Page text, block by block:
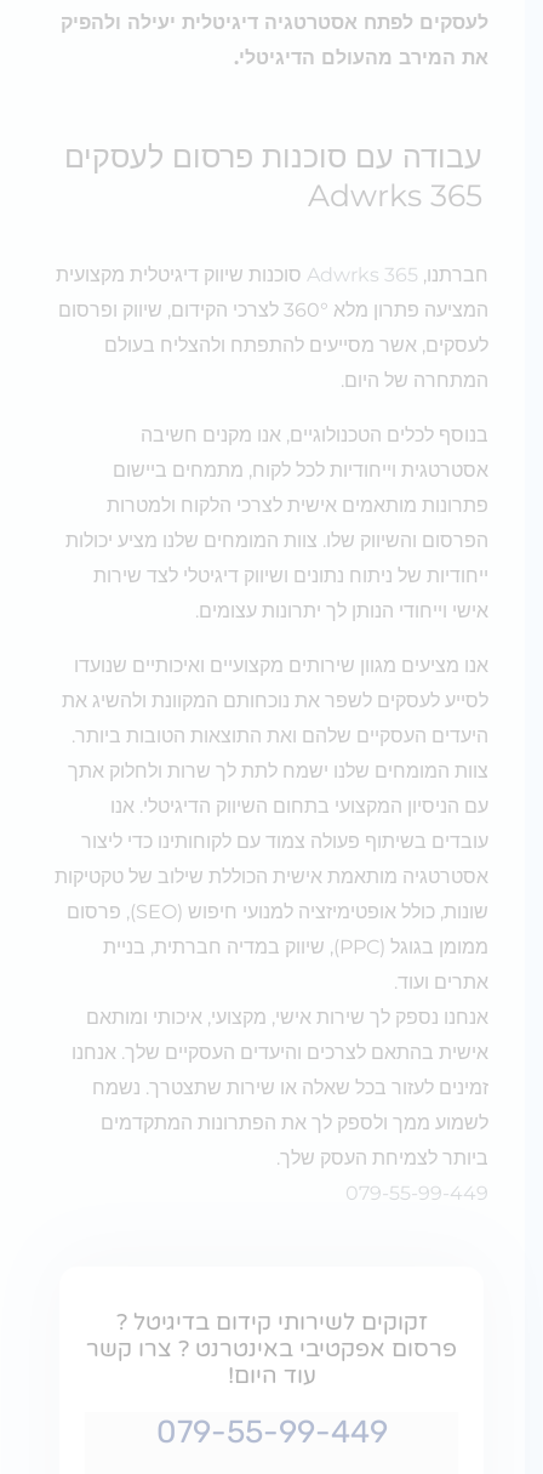
לעסקים לפתח אסטרטגיה דיגיטלית יעילה ולהפיק
את המירב מהעולם הדיגיטלי.
עבודה עם סוכנות פרסום לעסקים
Adwrks 365
חברתנו,Adwrks 365סוכנות שיווק דיגיטלית מקצועית
המציעה פתרון מלא 360° לצרכי הקידום, שיווק ופרסום
לעסקים, אשר מסייעים להתפתח ולהצליח בעולם
המתחרה של היום.
בנוסף לכלים הטכנולוגיים, אנו מקנים חשיבה
אסטרטגית וייחודיות לכל לקוח, מתמחים ביישום
פתרונות מותאמים אישית לצרכי הלקוח ולמטרות
הפרסום והשיווק שלו. צוות המומחים שלנו מציע יכולות
ייחודיות של ניתוח נתונים ושיווק דיגיטלי לצד שירות
אישי וייחודי הנותן לך יתרונות עצומים.
אנו מציעים מגוון שירותים מקצועיים ואיכותיים שנועדו
לסייע לעסקים לשפר את נוכחותם המקוונת ולהשיג את
היעדים העסקיים שלהם ואת התוצאות הטובות ביותר.
צוות המומחים שלנו ישמח לתת לך שרות ולחלוק אתך
עם הניסיון המקצועי בתחום השיווק הדיגיטלי. אנו
עובדים בשיתוף פעולה צמוד עם לקוחותינו כדי ליצור
אסטרטגיה מותאמת אישית הכוללת שילוב של טקטיקות
שונות, כולל אופטימיזציה למנועי חיפוש (SEO), פרסום
ממומן בגוגל (PPC), שיווק במדיה חברתית, בניית
אתרים ועוד.
אנחנו נספק לך שירות אישי, מקצועי, איכותי ומותאם
אישית בהתאם לצרכים והיעדים העסקיים שלך. אנחנו
זמינים לעזור בכל שאלה או שירות שתצטרך. נשמח
לשמוע ממך ולספק לך את הפתרונות המתקדמים
ביותר לצמיחת העסק שלך.
079-55-99-449
זקוקים לשירותי קידום בדיגיטל ?
פרסום אפקטיבי באינטרנט ? צרו קשר
עוד היום!
079-55-99-449